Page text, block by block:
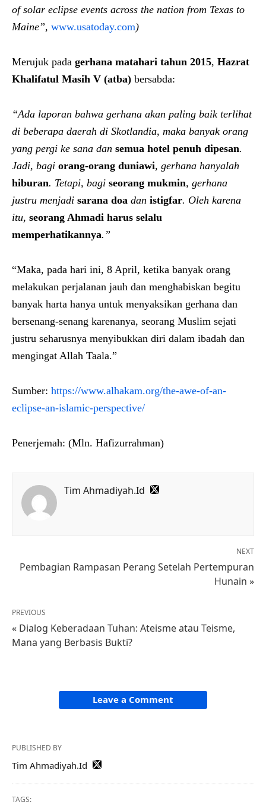
of solar eclipse events across the nation from Texas to
Maine”, www.usatoday.com)
Merujuk pada gerhana matahari tahun 2015, Hazrat
Khalifatul Masih V (atba) bersabda:
“Ada laporan bahwa gerhana akan paling baik terlihat
di beberapa daerah di Skotlandia, maka banyak orang
yang pergi ke sana dan semua hotel penuh dipesan.
Jadi, bagi orang-orang duniawi, gerhana hanyalah
hiburan. Tetapi, bagi seorang mukmin, gerhana
justru menjadi sarana doa dan istigfar. Oleh karena
itu, seorang Ahmadi harus selalu
memperhatikannya.”
“Maka, pada hari ini, 8 April, ketika banyak orang
melakukan perjalanan jauh dan menghabiskan begitu
banyak harta hanya untuk menyaksikan gerhana dan
bersenang-senang karenanya, seorang Muslim sejati
justru seharusnya menyibukkan diri dalam ibadah dan
mengingat Allah Taala.”
Sumber: https://www.alhakam.org/the-awe-of-an-
eclipse-an-islamic-perspective/
Penerjemah: (Mln. Hafizurrahman)
Tim Ahmadiyah.Id
NEXT
Pembagian Rampasan Perang Setelah Pertempuran
Hunain »
PREVIOUS
« Dialog Keberadaan Tuhan: Ateisme atau Teisme,
Mana yang Berbasis Bukti?
Leave a Comment
PUBLISHED BY
Tim Ahmadiyah.Id
TAGS: